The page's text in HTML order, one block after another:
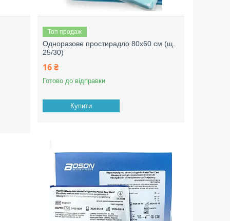
Топ продаж
Одноразове простирадло 80х60 см (щ.
25/30)
16 ₴
Готово до відправки
Купити